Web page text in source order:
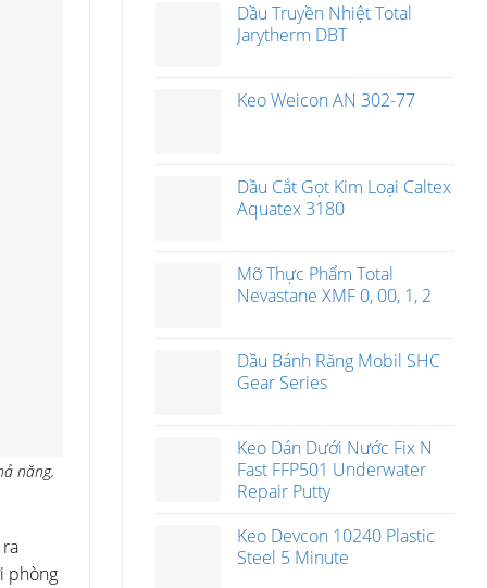
năng,
phòng
Dầu Truyền Nhiệt Total
Jarytherm DBT
Keo Weicon AN 302-77
Dầu Cắt Gọt Kim Loại Caltex
Aquatex 3180
Mỡ Thực Phẩm Total
Nevastane XMF 0, 00, 1, 2
Dầu Bánh Răng Mobil SHC
Gear Series
Keo Dán Dưới Nước Fix N
Fast FFP501 Underwater
Repair Putty
Keo Devcon 10240 Plastic
Steel 5 Minute